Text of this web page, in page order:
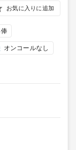
お気に入りに追加
オンコールなし